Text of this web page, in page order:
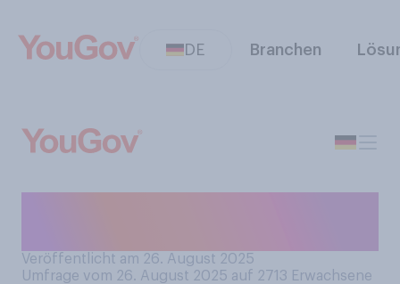
DE Branchen
Veröffentlicht am 26. August 2025
Umfrage vom 26. August 2025 auf 2713 Erwachsene